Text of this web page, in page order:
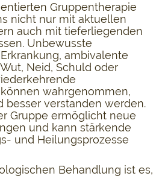
Gruppentherapie
nicht nur mit aktuellen
auch mit tieferliegenden
Unbewusste
ambivalente
Neid, Schuld oder
wahrgenommen,
besser verstanden werden.
Gruppe ermöglicht neue
und kann stärkende
und Heilungsprozesse
Behandlung ist es,